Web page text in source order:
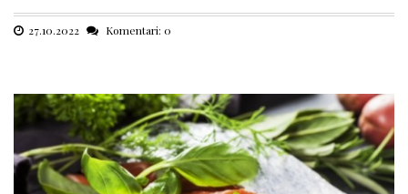
27.10.2022 Komentari: 0